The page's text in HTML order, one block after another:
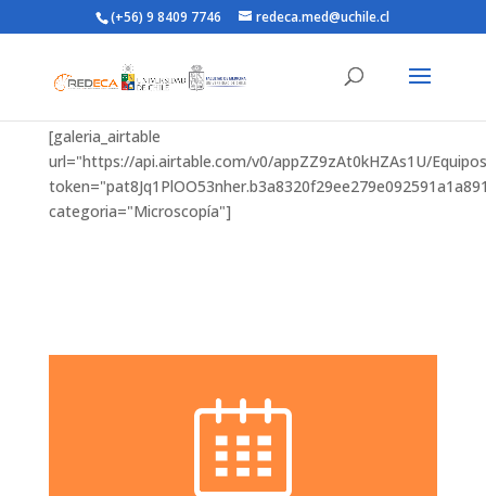
(+56) 9 8409 7746 redeca.med@uchile.cl
[galeria_airtable
url="https://api.airtable.com/v0/appZZ9zAt0kHZAs1U/
categoria="Microscopía"]